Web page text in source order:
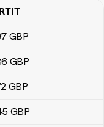
sterline
GBP
GBP
GBP
GBP